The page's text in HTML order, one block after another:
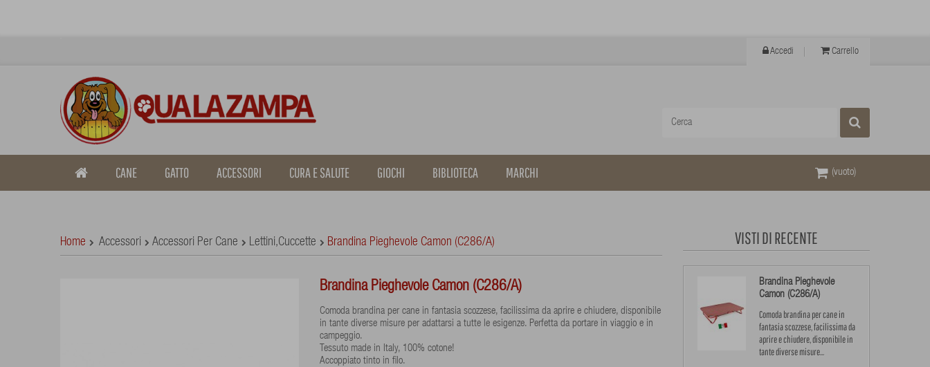
Accedi Carrello
(vuoto)
CANE GATTO ACCESSORI CURA E SALUTE GIOCHI BIBLIOTECA MARCHI
Home Accessori Accessori Per Cane Lettini,cuccette Brandina Pieghevole Camon (C286/A)
Brandina Pieghevole Camon (C286/A)
Comoda brandina per cane in fantasia scozzese, facilissima da aprire e chiudere, disponibile
in tante diverse misure per adattarsi a tutte le esigenze. Perfetta da portare in viaggio e in
campeggio.
Tessuto made in Italy, 100% cotone!
Accoppiato tinto in filo.
VISTI DI RECENTE
Brandina Pieghevole
Camon (C286/A)
Comoda brandina per cane in
fantasia scozzese, facilissima da
aprire e chiudere, disponibile in
tante diverse misure...